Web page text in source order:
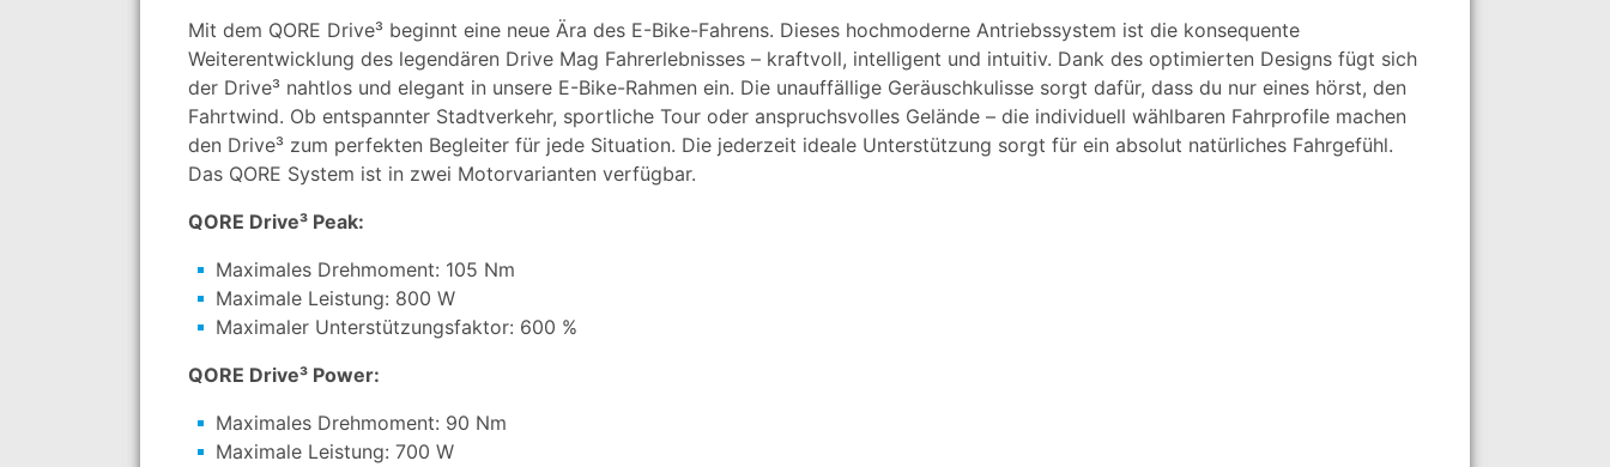
Mit dem QORE Drive³ beginnt eine neue Ära des E-Bike-Fahrens. Dieses hochmoderne Antriebssystem ist die konsequente
Weiterentwicklung des legendären Drive Mag Fahrerlebnisses – kraftvoll, intelligent und intuitiv. Dank des optimierten Designs fügt sich
der Drive³ nahtlos und elegant in unsere E-Bike-Rahmen ein. Die unauffällige Geräuschkulisse sorgt dafür, dass du nur eines hörst, den
Fahrtwind. Ob entspannter Stadtverkehr, sportliche Tour oder anspruchsvolles Gelände – die individuell wählbaren Fahrprofile machen
den Drive³ zum perfekten Begleiter für jede Situation. Die jederzeit ideale Unterstützung sorgt für ein absolut natürliches Fahrgefühl.
Das QORE System ist in zwei Motorvarianten verfügbar.
QORE Drive³ Peak:
Maximales Drehmoment: 105 Nm
Maximale Leistung: 800 W
Maximaler Unterstützungsfaktor: 600 %
QORE Drive³ Power:
Maximales Drehmoment: 90 Nm
Maximale Leistung: 700 W